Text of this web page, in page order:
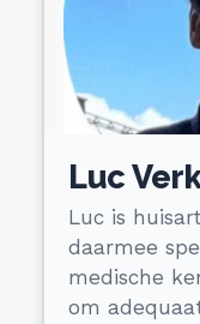
Luc
Luc is
daarmee
medische
om